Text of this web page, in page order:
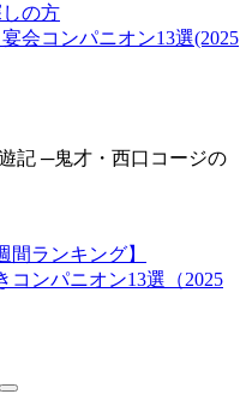
の方
会コンパニオン13選(2025
記 ─鬼才・西口コージの
間ランキング】
コンパニオン13選（2025